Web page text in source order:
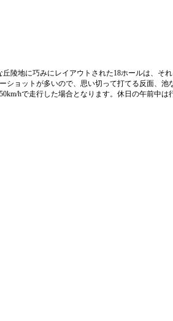
地に巧みにレイアウトされた18ホールは、そ
ョットが多いので、思い切って打てる反面、
hで走行した場合となります。休日の午前中